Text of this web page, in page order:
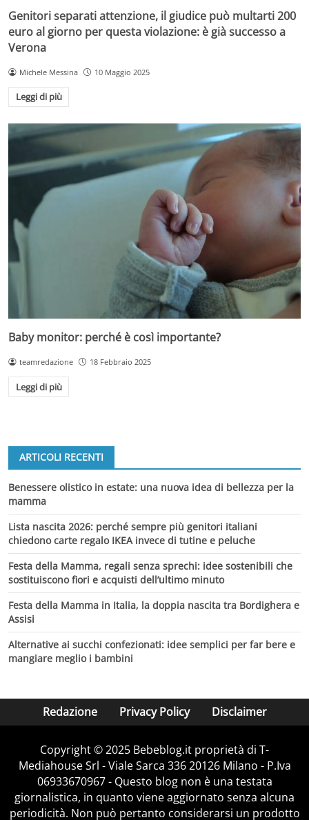
Genitori separati attenzione, il giudice può multarti 200
euro al giorno per questa violazione: è già successo a
Verona
Michele Messina 10 Maggio 2025
Leggi di più
Baby monitor: perché è così importante?
teamredazione 18 Febbraio 2025
Leggi di più
ARTICOLI RECENTI
Benessere olistico in estate: una nuova idea di bellezza per la
mamma
Lista nascita 2026: perché sempre più genitori italiani
chiedono carte regalo IKEA invece di tutine e peluche
Festa della Mamma, regali senza sprechi: idee sostenibili che
sostituiscono fiori e acquisti dell’ultimo minuto
Festa della Mamma in Italia, la doppia nascita tra Bordighera e
Assisi
Alternative ai succhi confezionati: idee semplici per far bere e
mangiare meglio i bambini
Redazione Privacy Policy Disclaimer
Copyright © 2025 Bebeblog.it proprietà di T-
Mediahouse Srl - Viale Sarca 336 20126 Milano - P.Iva
06933670967 - Questo blog non è una testata
giornalistica, in quanto viene aggiornato senza alcuna
periodicità. Non può pertanto considerarsi un prodotto